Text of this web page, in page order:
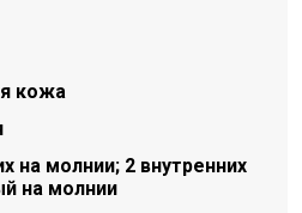
кожа
на молнии; 2 внутренних
на молнии